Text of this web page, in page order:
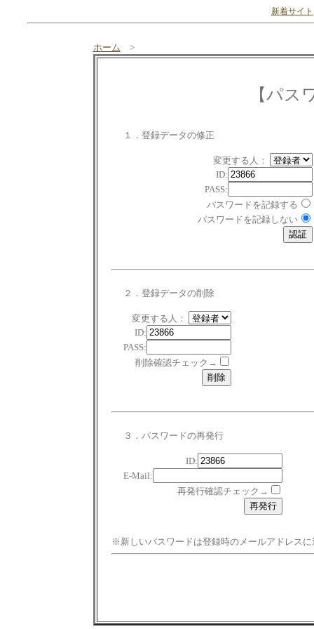
新着サイト
ホーム >
【パス
１．登録データの修正
変更する人：
ID:
PASS:
パスワードを記録する
パスワードを記録しない
２．登録データの削除
変更する人：
ID:
PASS:
削除確認チェック→
３．パスワードの再発行
ID:
E-Mail:
再発行確認チェック→
※新しいパスワードは登録時のメールアドレスに